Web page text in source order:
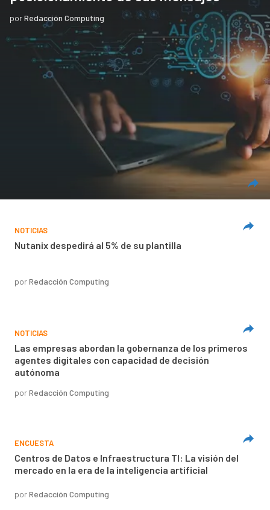
porRedacción Computing
NOTICIAS
Nutanix despedirá al 5% de su plantilla
porRedacción Computing
NOTICIAS
Las empresas abordan la gobernanza de los primeros
agentes digitales con capacidad de decisión
autónoma
porRedacción Computing
ENCUESTA
Centros de Datos e Infraestructura TI: La visión del
mercado en la era de la inteligencia artificial
porRedacción Computing